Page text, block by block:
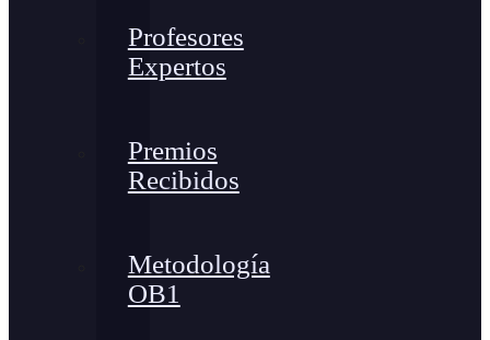
Profesores
Expertos
Premios
Recibidos
Metodología
OB1